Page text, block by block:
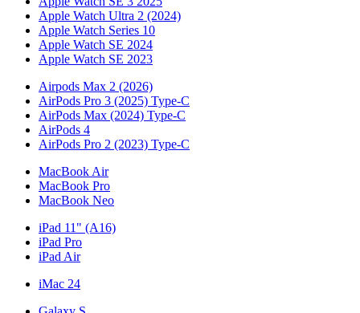
Apple Watch Ultra 2 (2024)
Apple Watch Series 10
Apple Watch SE 2024
Apple Watch SE 2023
Airpods Max 2 (2026)
AirPods Pro 3 (2025) Type-C
AirPods Max (2024) Type-C
AirPods 4
AirPods Pro 2 (2023) Type-C
MacBook Air
MacBook Pro
MacBook Neo
iPad 11" (A16)
iPad Pro
iPad Air
iMac 24